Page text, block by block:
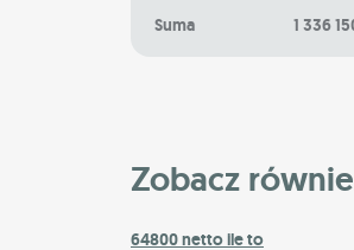
Suma 1 336
Zobacz
64800 netto ile to